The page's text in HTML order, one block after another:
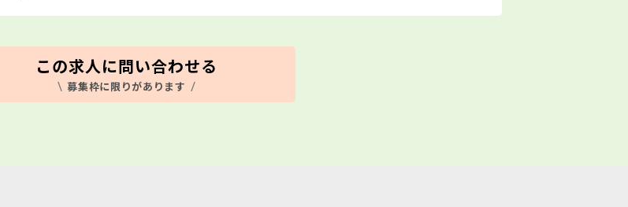
この求人に問い合わせる
募集枠に限りがあります